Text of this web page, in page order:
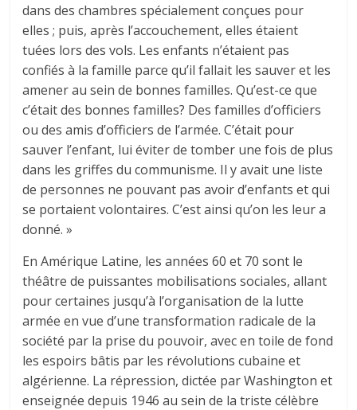
dans des chambres spécialement conçues pour
elles ; puis, après l’accouchement, elles étaient
tuées lors des vols. Les enfants n’étaient pas
confiés à la famille parce qu’il fallait les sauver et les
amener au sein de bonnes familles. Qu’est-ce que
c’était des bonnes familles? Des familles d’officiers
ou des amis d’officiers de l’armée. C’était pour
sauver l’enfant, lui éviter de tomber une fois de plus
dans les griffes du communisme. Il y avait une liste
de personnes ne pouvant pas avoir d’enfants et qui
se portaient volontaires. C’est ainsi qu’on les leur a
donné. »
En Amérique Latine, les années 60 et 70 sont le
théâtre de puissantes mobilisations sociales, allant
pour certaines jusqu’à l’organisation de la lutte
armée en vue d’une transformation radicale de la
société par la prise du pouvoir, avec en toile de fond
les espoirs bâtis par les révolutions cubaine et
algérienne. La répression, dictée par Washington et
enseignée depuis 1946 au sein de la triste célèbre